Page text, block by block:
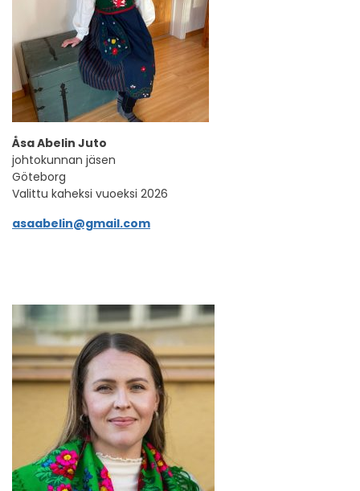
Åsa Abelin Juto
johtokunnan jäsen
Göteborg
Valittu kaheksi vuoeksi 2026
asaabelin@gmail.com